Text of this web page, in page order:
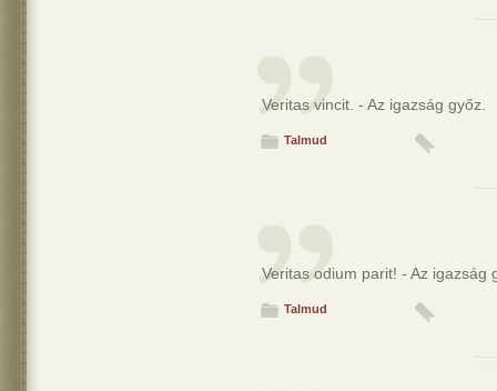
Veritas vincit. - Az igazság győz.
Talmud
Veritas odium parit! - Az igazság
Talmud